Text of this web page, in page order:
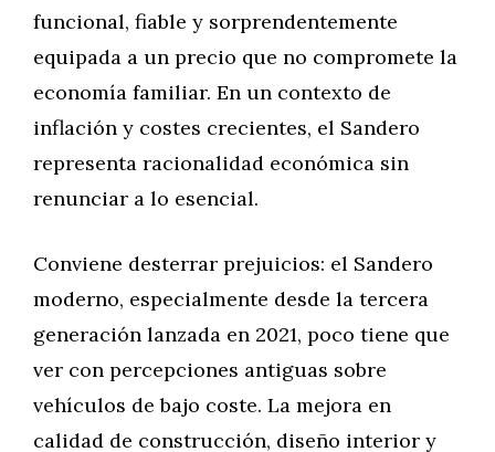
funcional, fiable y sorprendentemente
equipada a un precio que no compromete la
economía familiar. En un contexto de
inflación y costes crecientes, el Sandero
representa racionalidad económica sin
renunciar a lo esencial.
Conviene desterrar prejuicios: el Sandero
moderno, especialmente desde la tercera
generación lanzada en 2021, poco tiene que
ver con percepciones antiguas sobre
vehículos de bajo coste. La mejora en
calidad de construcción, diseño interior y